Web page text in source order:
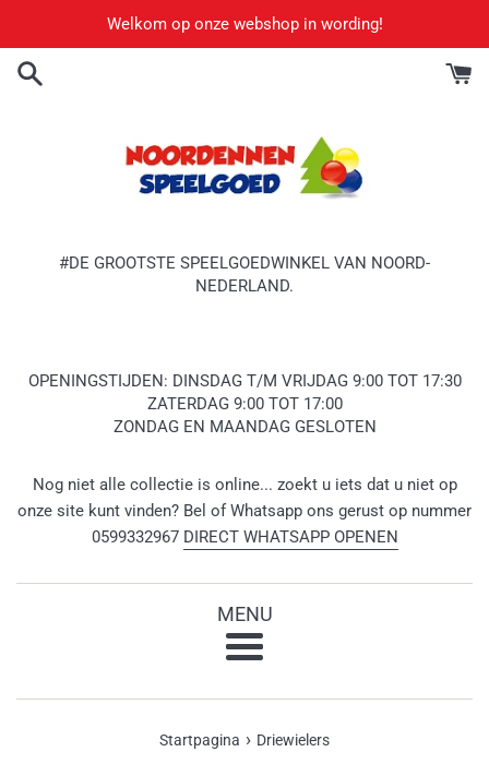
content
Welkom op onze webshop in wording!
#DE GROOTSTE SPEELGOEDWINKEL VAN NOORD-
NEDERLAND.
OPENINGSTIJDEN: DINSDAG T/M VRIJDAG 9:00 TOT 17:30
ZATERDAG 9:00 TOT 17:00
ZONDAG EN MAANDAG GESLOTEN
Nog niet alle collectie is online... zoekt u iets dat u niet op
onze site kunt vinden? Bel of Whatsapp ons gerust op nummer
0599332967 DIRECT WHATSAPP OPENEN
MENU
Startpagina › Driewielers